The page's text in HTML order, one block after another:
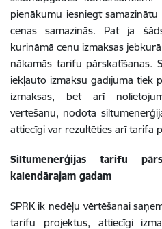
pienākumu iesniegt
cenas samazinās. Pat ja
kurināmā cenu izmaksas
nākamās tarifu pārskatīšanas.
iekļauto izmaksu gadījumā tiek
izmaksas, bet arī
vērtēšanu, nodotā
attiecīgi var rezultēties arī tarifa
Siltumenerģijas tarifu
kalendārajam gadam
SPRK ik nedēļu vērtēšanai
tarifu projektus, attiecīgi